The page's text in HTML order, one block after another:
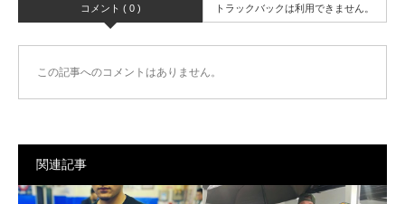
コメント ( 0 ) トラックバックは利用できません。
この記事へのコメントはありません。
関連記事